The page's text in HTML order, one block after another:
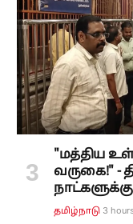
"மத்திய
வருகை!" -
தமிழ்நாடு 3